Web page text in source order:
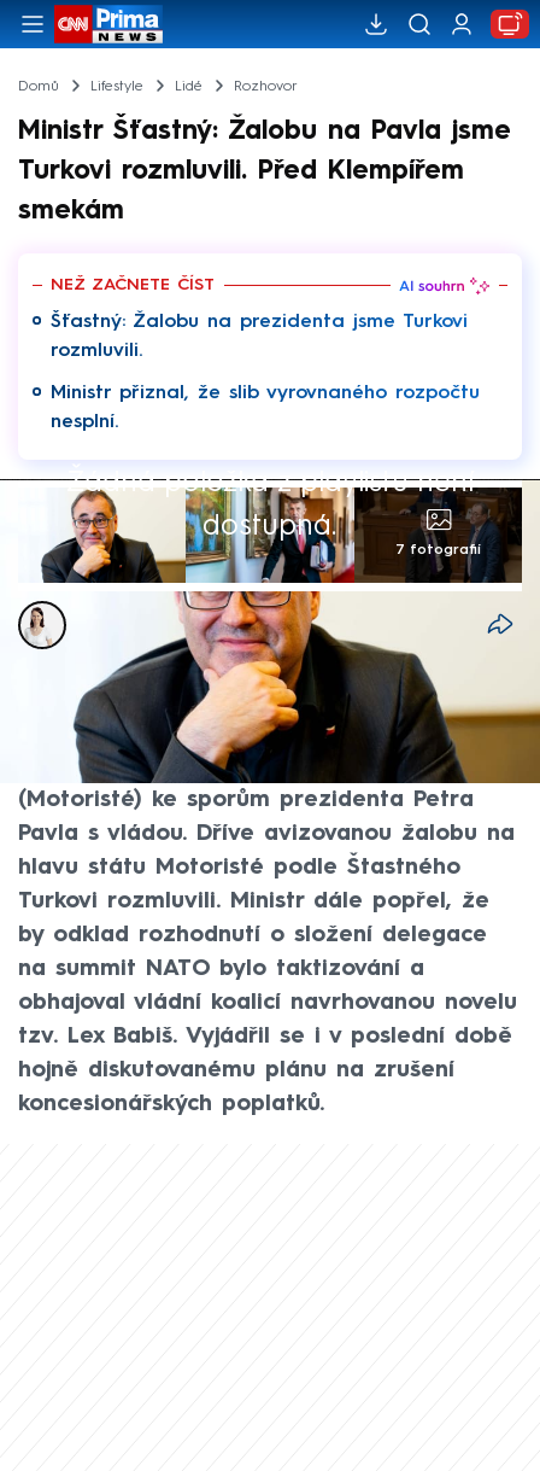
Domů Lifestyle Lidé Rozhovor
Ministr Šťastný: Žalobu na Pavla jsme
Turkovi rozmluvili. Před Klempířem
smekám
NEŽ ZAČNETE ČÍST
Šťastný: Žalobu na prezidenta jsme Turkovi
rozmluvili.
Ministr přiznal, že slib vyrovnaného rozpočtu
nesplní.
Žádná položka z playlistu není
dostupná.
7 fotografií
Karolína Neubergerová
14. čvn 2026, 05:44
Politici se mezi sebou nemají soudit, říká v
rozhovoru pro CNN Prima NEWS ministr pro
sport, prevenci a zdraví Boris Šťastný
(Motoristé) ke sporům prezidenta Petra
Pavla s vládou. Dříve avizovanou žalobu na
hlavu státu Motoristé podle Štastného
Turkovi rozmluvili. Ministr dále popřel, že
by odklad rozhodnutí o složení delegace
na summit NATO bylo taktizování a
obhajoval vládní koalicí navrhovanou novelu
tzv. Lex Babiš. Vyjádřil se i v poslední době
hojně diskutovanému plánu na zrušení
koncesionářských poplatků.